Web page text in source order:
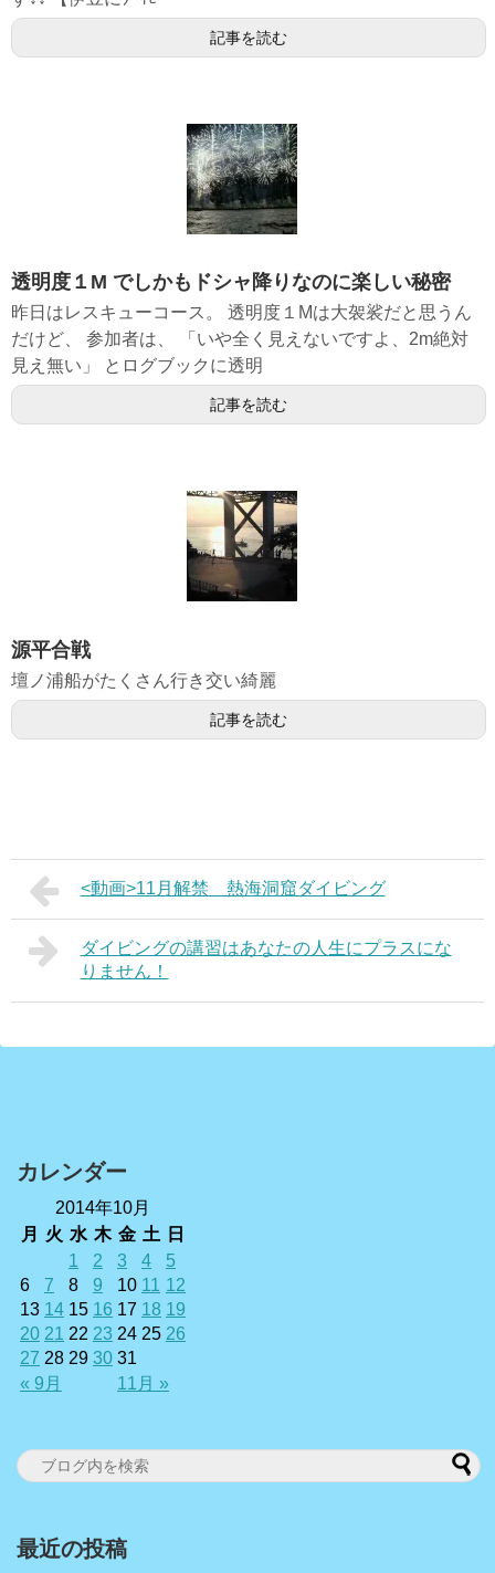
記事を読む
透明度１M でしかもドシャ降りなのに楽しい秘密
昨日はレスキューコース。 透明度１Mは大袈裟だと思うん
だけど、 参加者は、 「いや全く見えないですよ、2m絶対
見え無い」 とログブックに透明
記事を読む
源平合戦
壇ノ浦船がたくさん行き交い綺麗
記事を読む
<動画>11月解禁 熱海洞窟ダイビング
ダイビングの講習はあなたの人生にプラスにな
りません！
カレンダー
2014年10月
月
火 水 木 金 土 日
« 9月 11月 »
1 2 3 4
5
6
7 8 9 10 11 12
13 14 15 16 17 18 19
20 21 22 23 24 25 26
27 28 29 30 31
最近の投稿